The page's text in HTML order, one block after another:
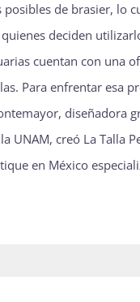
posibles de brasier, lo
deciden
cuentan con una
Para enfrentar esa
diseñadora
UNAM, creó La Talla
en México